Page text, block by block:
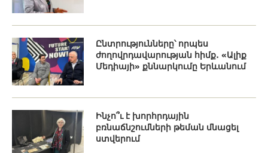
Ընտրությունները՝ որպես
ժողովրդավարության հիմք․ «Ալիք
Մեդիայի» քննարկումը Երևանում
Ինչո՞ւ է խորհրդային
բռնաճնշումների թեման մնացել
ստվերում